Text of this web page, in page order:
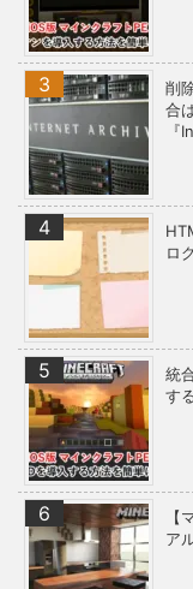
削
合
『
ロ
統
す
【
ア